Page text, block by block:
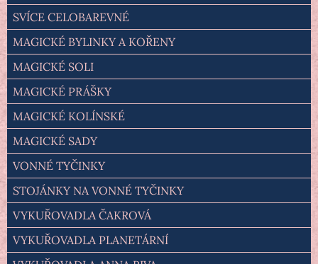
SVÍCE CELOBAREVNÉ
MAGICKÉ BYLINKY A KOŘENY
MAGICKÉ SOLI
MAGICKÉ PRÁŠKY
MAGICKÉ KOLÍNSKÉ
MAGICKÉ SADY
VONNÉ TYČINKY
STOJÁNKY NA VONNÉ TYČINKY
VYKUŘOVADLA ČAKROVÁ
VYKUŘOVADLA PLANETÁRNÍ